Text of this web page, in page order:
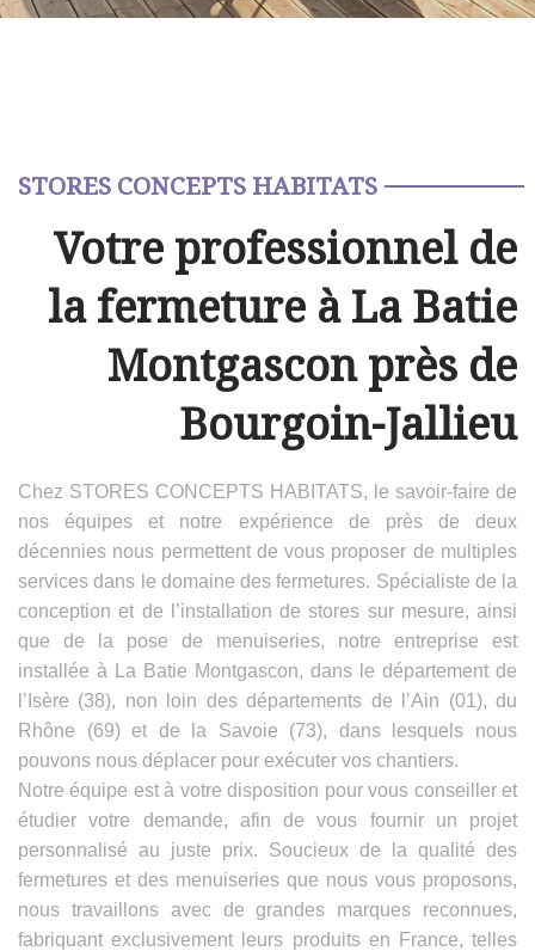
STORES CONCEPTS HABITATS
Votre professionnel de
la fermeture à La Batie
Montgascon près de
Bourgoin-Jallieu
Chez STORES CONCEPTS HABITATS, le savoir-faire de
nos équipes et notre expérience de près de deux
décennies nous permettent de vous proposer de multiples
services dans le domaine des fermetures. Spécialiste de la
conception et de l’installation de stores sur mesure, ainsi
que de la pose de menuiseries, notre entreprise est
installée à La Batie Montgascon, dans le département de
l’Isère (38), non loin des départements de l’Ain (01), du
Rhône (69) et de la Savoie (73), dans lesquels nous
pouvons nous déplacer pour exécuter vos chantiers.
Notre équipe est à votre disposition pour vous conseiller et
étudier votre demande, afin de vous fournir un projet
personnalisé au juste prix. Soucieux de la qualité des
fermetures et des menuiseries que nous vous proposons,
nous travaillons avec de grandes marques reconnues,
fabriquant exclusivement leurs produits en France, telles